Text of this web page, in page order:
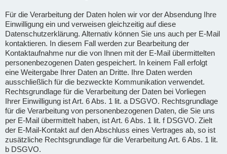
Für die Verarbeitung der Daten holen wir vor der Absendung Ihre
Einwilligung ein und verweisen gleichzeitig auf diese
Datenschutzerklärung. Alternativ können Sie uns auch per E-Mail
kontaktieren. In diesem Fall werden zur Bearbeitung der
Kontaktaufnahme nur die von Ihnen mit der E-Mail übermittelten
personenbezogenen Daten gespeichert. In keinem Fall erfolgt
eine Weitergabe Ihrer Daten an Dritte. Ihre Daten werden
ausschließlich für die bezweckte Kommunikation verwendet.
Rechtsgrundlage für die Verarbeitung der Daten bei Vorliegen
Ihrer Einwilligung ist Art. 6 Abs. 1 lit. a DSGVO. Rechtsgrundlage
für die Verarbeitung von personenbezogenen Daten, die Sie uns
per E-Mail übermittelt haben, ist Art. 6 Abs. 1 lit. f DSGVO. Zielt
der E-Mail-Kontakt auf den Abschluss eines Vertrages ab, so ist
zusätzliche Rechtsgrundlage für die Verarbeitung Art. 6 Abs. 1 lit.
b DSGVO.